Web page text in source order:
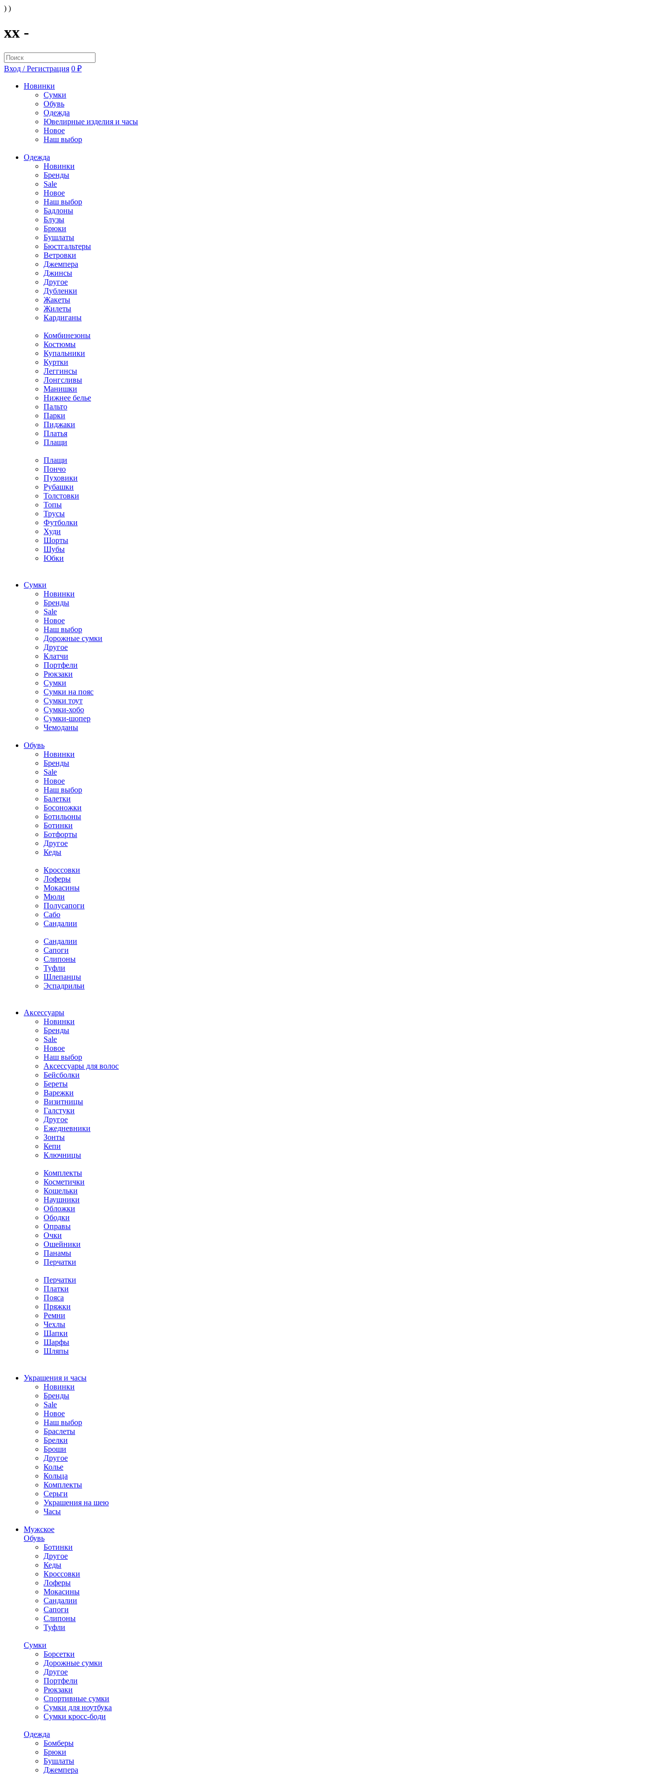
) )
xx -
Вход / Регистрация 0 ₽
Новинки
Сумки
Обувь
Одежда
Ювелирные изделия и часы
Новое
Наш выбор
Одежда
Новинки
Бренды
Sale
Новое
Наш выбор
Бадлоны
Блузы
Брюки
Бушлаты
Бюстгальтеры
Ветровки
Джемпера
Джинсы
Другое
Дубленки
Жакеты
Жилеты
Кардиганы
Комбинезоны
Костюмы
Купальники
Куртки
Леггинсы
Лонгсливы
Манишки
Нижнее белье
Пальто
Парки
Пиджаки
Платья
Плащи
Плащи
Пончо
Пуховики
Рубашки
Толстовки
Топы
Трусы
Футболки
Худи
Шорты
Шубы
Юбки
Cумки
Новинки
Бренды
Sale
Новое
Наш выбор
Дорожные сумки
Другое
Клатчи
Портфели
Рюкзаки
Сумки
Сумки на пояс
Сумки тоут
Сумки-хобо
Сумки-шопер
Чемоданы
Обувь
Новинки
Бренды
Sale
Новое
Наш выбор
Балетки
Босоножки
Ботильоны
Ботинки
Ботфорты
Другое
Кеды
Кроссовки
Лоферы
Мокасины
Мюли
Полусапоги
Сабо
Сандалии
Сандалии
Сапоги
Слипоны
Туфли
Шлепанцы
Эспадрильи
Аксессуары
Новинки
Бренды
Sale
Новое
Наш выбор
Аксессуары для волос
Бейсболки
Береты
Варежки
Визитницы
Галстуки
Другое
Ежедневники
Зонты
Кепи
Ключницы
Комплекты
Косметички
Кошельки
Наушники
Обложки
Ободки
Оправы
Очки
Ошейники
Панамы
Перчатки
Перчатки
Платки
Пояса
Пряжки
Ремни
Чехлы
Шапки
Шарфы
Шляпы
Украшения и часы
Новинки
Бренды
Sale
Новое
Наш выбор
Браслеты
Брелки
Броши
Другое
Колье
Кольца
Комплекты
Серьги
Украшения на шею
Часы
Мужское
Обувь
Ботинки
Другое
Кеды
Кроссовки
Лоферы
Мокасины
Сандалии
Сапоги
Слипоны
Туфли
Сумки
Борсетки
Дорожные сумки
Другое
Портфели
Рюкзаки
Спортивные сумки
Сумки для ноутбука
Сумки кросс-боди
Одежда
Бомберы
Брюки
Бушлаты
Джемпера